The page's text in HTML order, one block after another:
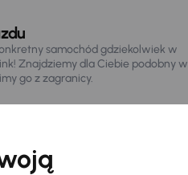
samochód gdziekolwiek w
Znajdziemy dla Ciebie podobny w
go z zagranicy.